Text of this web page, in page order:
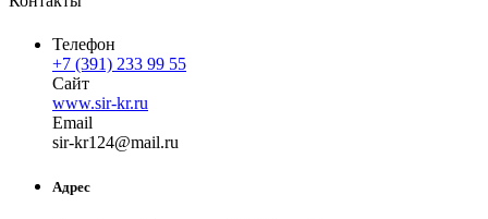
Телефон
+7 (391) 233 99 55
Сайт
www.sir-kr.ru
Email
sir-kr124@mail.ru
Адрес